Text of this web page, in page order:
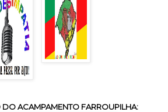
ACAMPAMENTO FARROUPILHA: